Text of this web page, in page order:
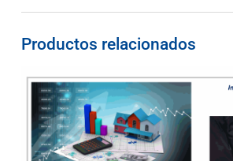
Productos relacionados